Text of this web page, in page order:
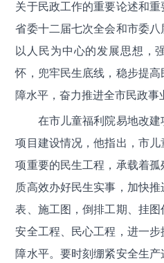
关于民政工作的重要论述和
省委十二届七次全会和市委
以人民为中心的发展思想，
怀，兜牢民生底线，稳步提
障水平，奋力推进全市民政事
在市儿童福利院易地改建
项目建设情况，他指出，市
项重要的民生工程，承载着
质高效办好民生实事，加快
表、施工图，倒排工期、挂图
安全工程、民心工程，进一
障水平。要时刻绷紧安全生